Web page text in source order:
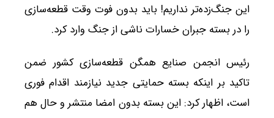
این جنگ‌زده‌تر نداریم! باید بدون فوت وقت قطعه‌سازی
را در بسته جبران خسارات ناشی از جنگ وارد کرد.
رئیس انجمن صنایع همگن قطعه‌سازی کشور ضمن
تاکید بر اینکه بسته حمایتی جدید نیازمند اقدام فوری
است، اظهار کرد: این بسته بدون امضا منتشر و حال هم